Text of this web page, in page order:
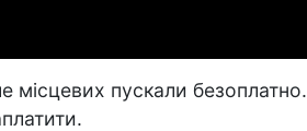
місцевих пускали безоплатно.